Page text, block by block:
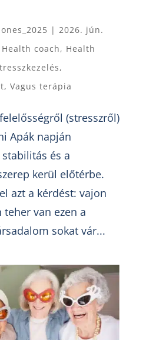
| 2026. jún.
Health coach, Health
,
, Vagus terápia
(stresszről)
Apák napján
és a
kerül előtérbe.
azt a kérdést: vajon
van ezen a
sokat vár...